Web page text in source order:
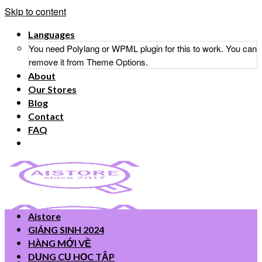
Skip to content
Languages
You need Polylang or WPML plugin for this to work. You can
remove it from Theme Options.
About
Our Stores
Blog
Contact
FAQ
Aistore
GIÁNG SINH 2024
HÀNG MỚI VỀ
DỤNG CỤ HỌC TẬP